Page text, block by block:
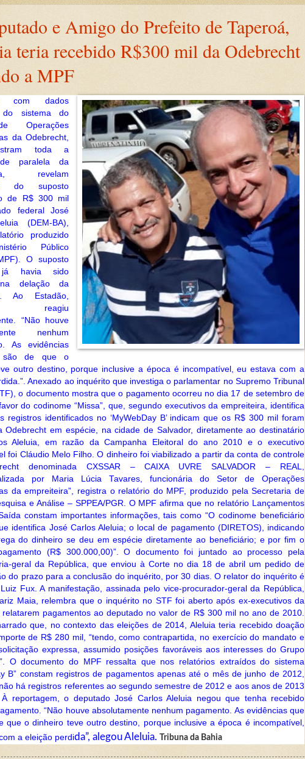
e Amigo do Prefeito de Taperoá,
teria recebido R$300 mil da Odebrecht
a MPF
com dados
do sistema do
Operações
da Odebrecht,
toda a
paralela da
revelam
do suposto
de R$ 300 mil
federal José
(DEM-BA),
produzido
Público
O suposto
já havia sido
delação da
Ao Estadão,
reagiu
“Não houve
nenhum
As evidências
são de que o
outro destino, porque inclusive a época é incompatível, eu estava com a
Anexado ao inquérito que investiga o parlamentar no Supremo Tribunal
o documento mostra que o pagamento ocorreu no dia 17 de setembro de
do codinome “Missa”, que, segundo executivos da empreiteira, identifica
registros identificados no ‘MyWebDay B’ indicam que os R$ 300 mil foram
Odebrecht em espécie, na cidade de Salvador, diretamente ao destinatário
Aleluia, em razão da Campanha Eleitoral do ano 2010 e o executivo
foi Cláudio Melo Filho. O dinheiro foi viabilizado a partir da conta de controle
denominada CXSSAR – CAIXA UVRE SALVADOR – REAL,
por Maria Lúcia Tavares, funcionária do Setor de Operações
da empreiteira”, registra o relatório do MPF, produzido pela Secretaria de
e Análise – SPPEA/PGR. O MPF afirma que no relatório Lançamentos
constam importantes informações, tais como “O codinome beneficiário
identifica José Carlos Aleluia; o local de pagamento (DIRETOS), indicando
do dinheiro se deu em espécie diretamente ao beneficiário; e por fim o
(R$ 300.000,00)”. O documento foi juntado ao processo pela
geral da República, que enviou à Corte no dia 18 de abril um pedido de
do prazo para a conclusão do inquérito, por 30 dias. O relator do inquérito é
Fux. A manifestação, assinada pelo vice-procurador-geral da República,
Maia, relembra que o inquérito no STF foi aberto após ex-executivos da
relatarem pagamentos ao deputado no valor de R$ 300 mil no ano de 2010.
que, no contexto das eleições de 2014, Aleluia teria recebido doação
de R$ 280 mil, “tendo, como contrapartida, no exercício do mandato e
expressa, assumido posições favoráveis aos interesses do Grupo
O documento do MPF ressalta que nos relatórios extraídos do sistema
B” constam registros de pagamentos apenas até o mês de junho de 2012,
há registros referentes ao segundo semestre de 2012 e aos anos de 2013
reportagem, o deputado José Carlos Aleluia negou que tenha recebido
“Não houve absolutamente nenhum pagamento. As evidências que
que o dinheiro teve outro destino, porque inclusive a época é incompatível,
a eleição perdida”, alegou Aleluia. Tribuna da Bahia